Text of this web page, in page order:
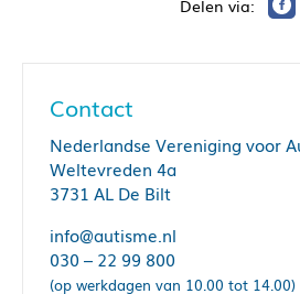
Contact
Nederlandse Vereniging voor
Weltevreden 4a
3731 AL De Bilt
info@autisme.nl
030 – 22 99 800
(op werkdagen van 10.00 tot 14.00)